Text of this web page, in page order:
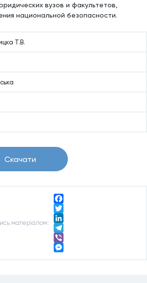
вузов и факультетов,
национальной безопасности.
Т.В.
Скачати
матерiалом:
Facebook
Twitter
LinkedIn
Telegram
Viber